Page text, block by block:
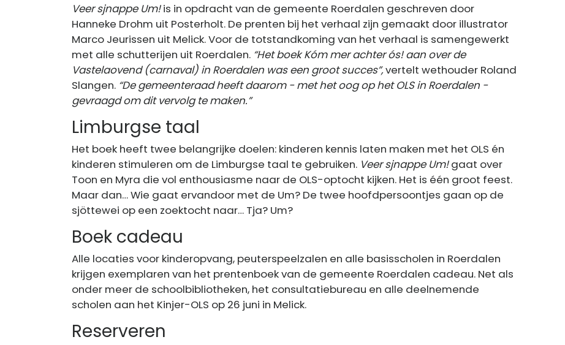
Veer sjnappe Um!is in opdracht van de gemeente Roerdalen geschreven door
Hanneke Drohm uit Posterholt. De prenten bij het verhaal zijn gemaakt door illustrator
Marco Jeurissen uit Melick. Voor de totstandkoming van het verhaal is samengewerkt
met alle schutterijen uit Roerdalen. “Het boek Kóm mer achter ós! aan over de
Vastelaovend (carnaval) in Roerdalen was een groot succes”,vertelt wethouder Roland
Slangen. “De gemeenteraad heeft daarom - met het oog op het OLS in Roerdalen -
gevraagd om dit vervolg te maken.”
Limburgse taal
Het boek heeft twee belangrijke doelen: kinderen kennis laten maken met het OLS én
kinderen stimuleren om de Limburgse taal te gebruiken. Veer sjnappe Um!gaat over
Toon en Myra die vol enthousiasme naar de OLS-optocht kijken. Het is één groot feest.
Maar dan… Wie gaat ervandoor met de Um? De twee hoofdpersoontjes gaan op de
sjöttewei op een zoektocht naar… Tja? Um?
Boek cadeau
Alle locaties voor kinderopvang, peuterspeelzalen en alle basisscholen in Roerdalen
krijgen exemplaren van het prentenboek van de gemeente Roerdalen cadeau. Net als
onder meer de schoolbibliotheken, het consultatiebureau en alle deelnemende
scholen aan het Kinjer-OLS op 26 juni in Melick.
Reserveren